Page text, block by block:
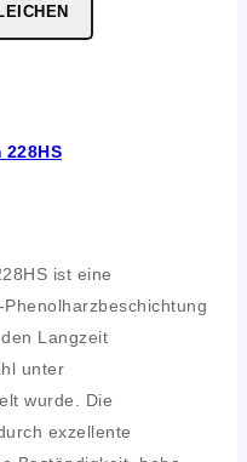
ist eine
Langzeit
unter
wurde. Die
exzellente